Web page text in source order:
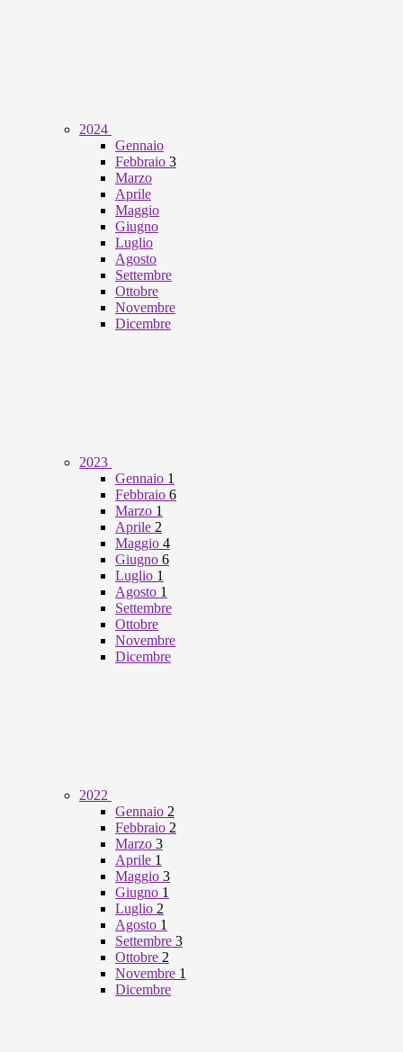
2024
Gennaio
Febbraio 3
Marzo
Aprile
Maggio
Giugno
Luglio
Agosto
Settembre
Ottobre
Novembre
Dicembre
2023
Gennaio 1
Febbraio 6
Marzo 1
Aprile 2
Maggio 4
Giugno 6
Luglio 1
Agosto 1
Settembre
Ottobre
Novembre
Dicembre
2022
Gennaio 2
Febbraio 2
Marzo 3
Aprile 1
Maggio 3
Giugno 1
Luglio 2
Agosto 1
Settembre 3
Ottobre 2
Novembre 1
Dicembre